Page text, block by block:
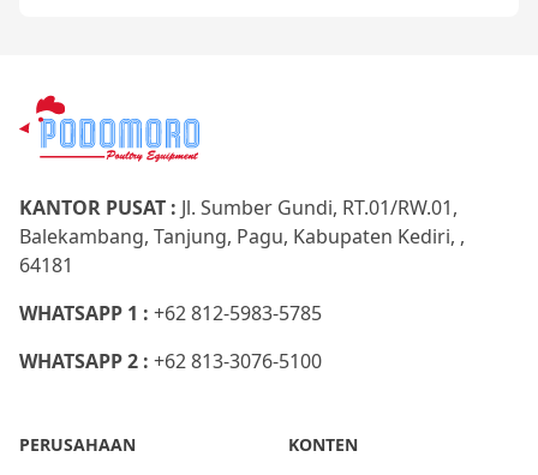
KANTOR PUSAT : Jl. Sumber Gundi, RT.01/RW.01,
Balekambang, Tanjung, Pagu, Kabupaten Kediri, ,
64181
WHATSAPP 1 : +62 812-5983-5785
WHATSAPP 2 : +62 813-3076-5100
PERUSAHAAN KONTEN